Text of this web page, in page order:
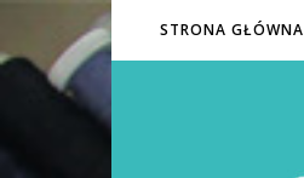
STRONA GŁÓWNA